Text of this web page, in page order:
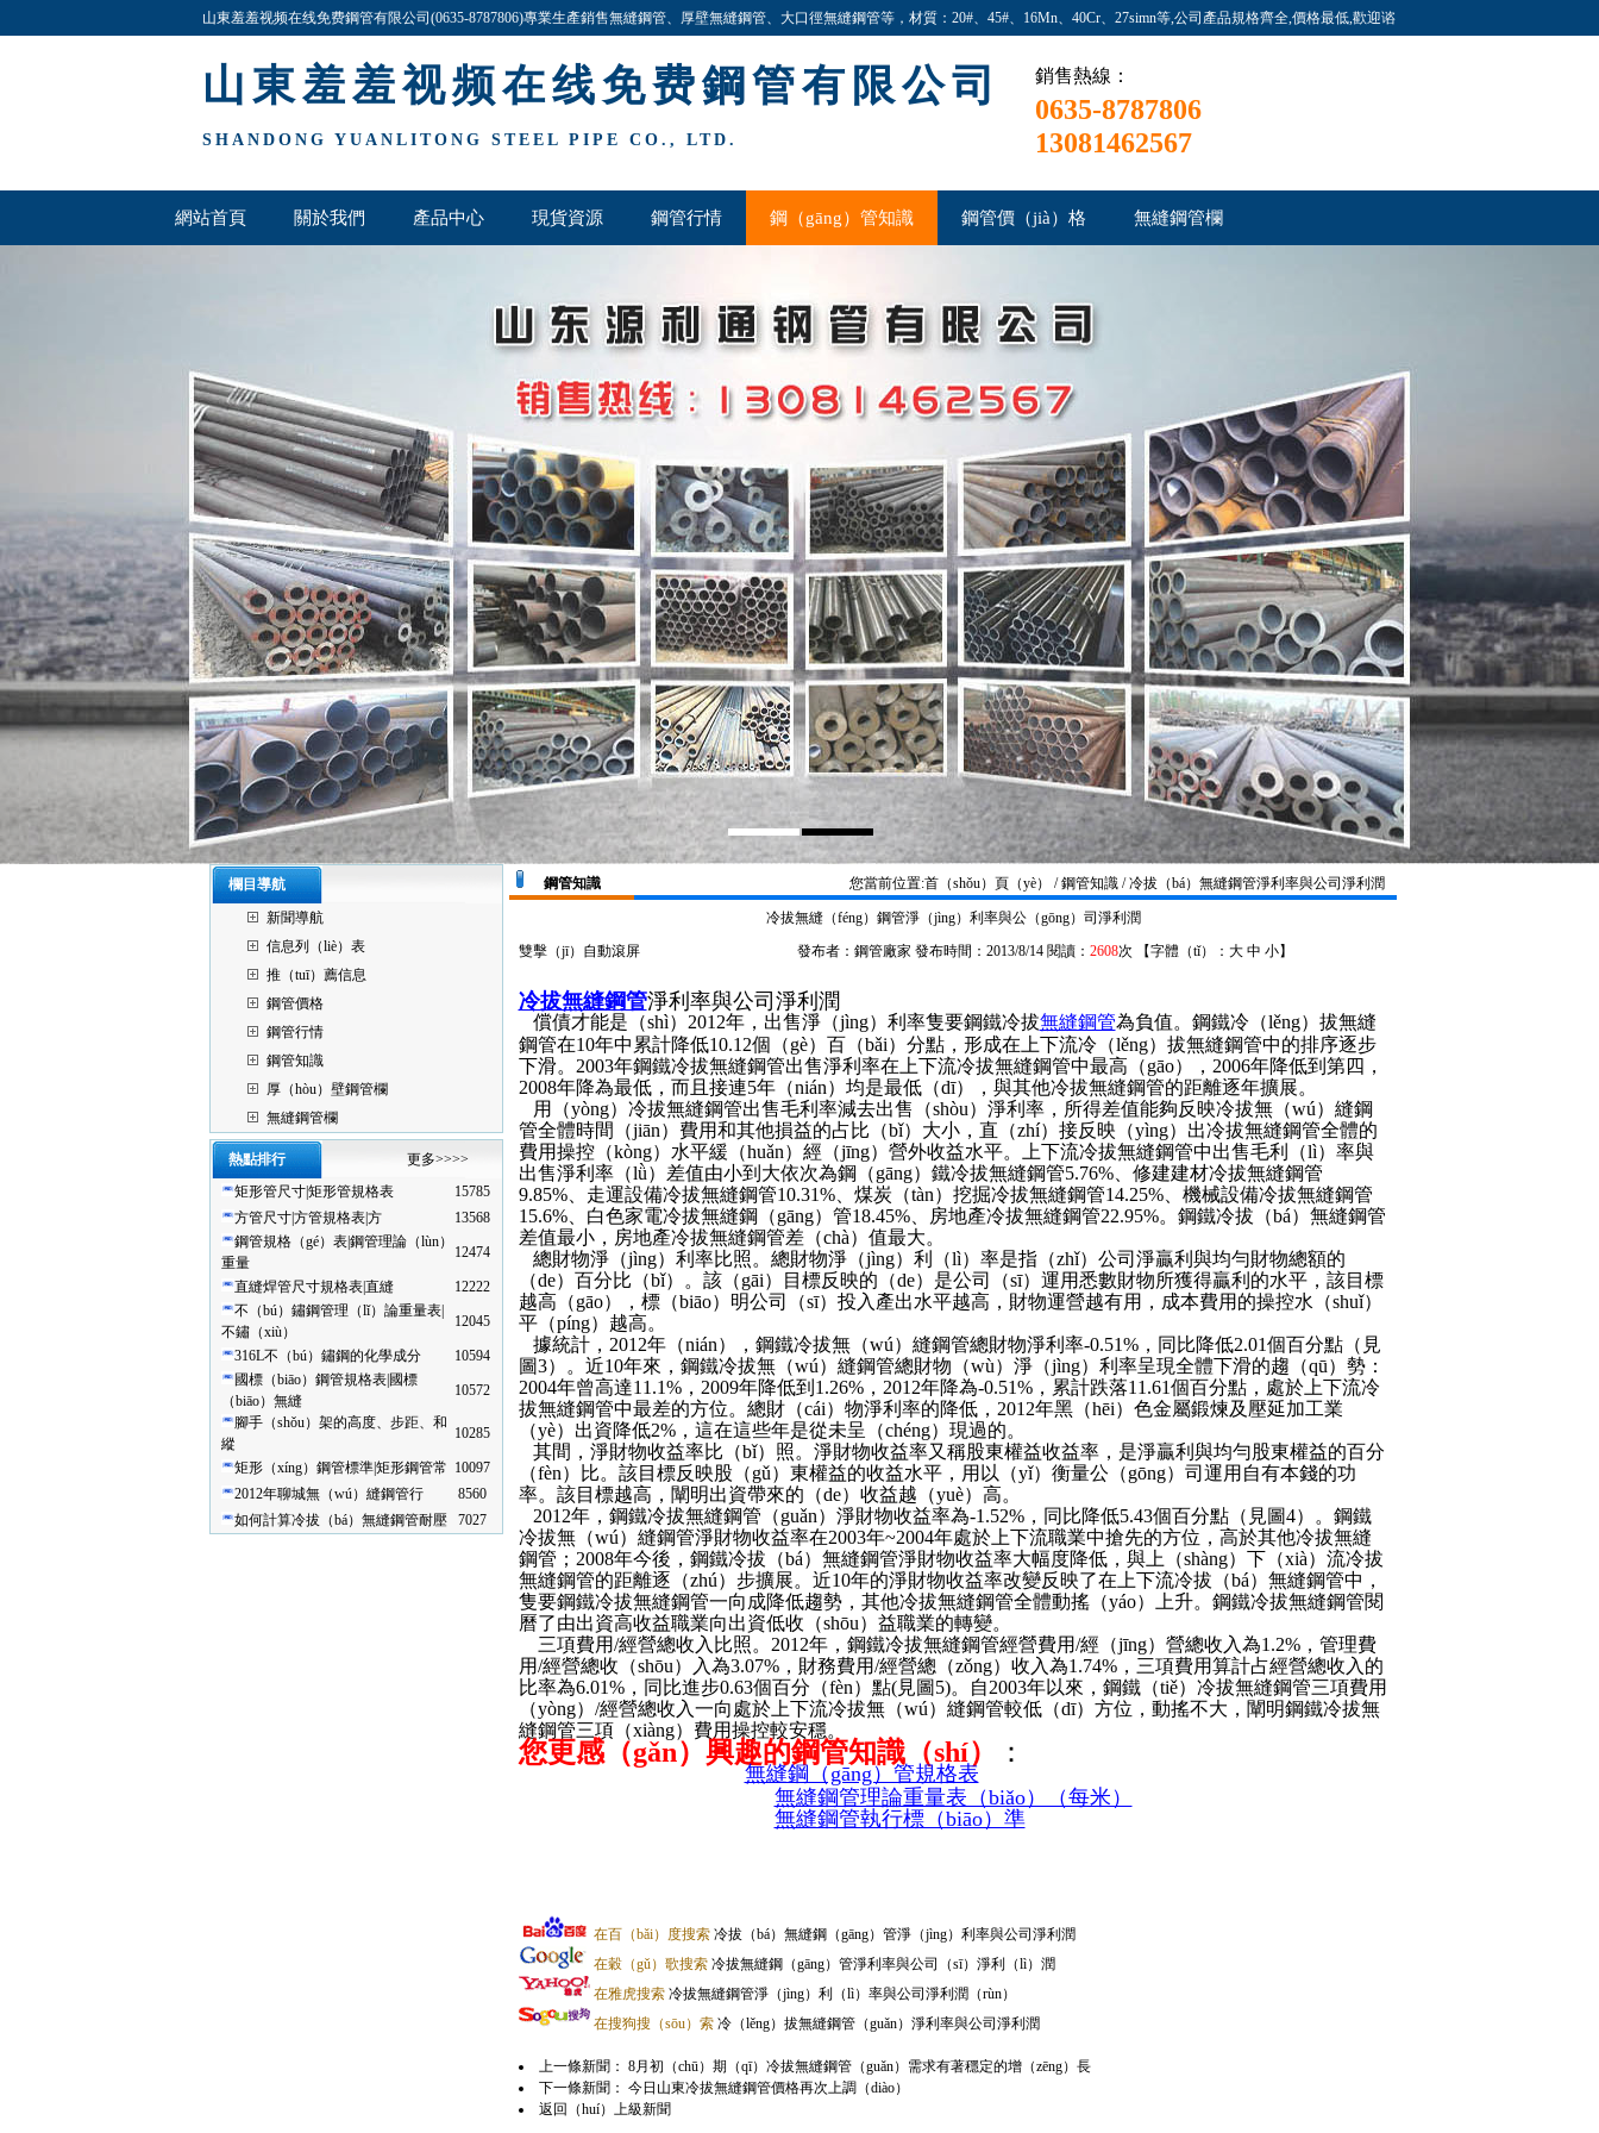
山東羞羞视频在线免费鋼管有限公司(0635-8787806)專業生產銷售無縫鋼管、厚壁無縫鋼管、大口徑無縫鋼管等，材質：20#、45#、16Mn、40Cr、27simn等,公司產品規格齊全,價格最低,歡迎谘
山東羞羞视频在线免费鋼管有限公司
SHANDONG YUANLITONG STEEL PIPE CO., LTD.
銷售熱線：
0635-8787806
13081462567
網站首頁 關於我們 產品中心 現貨資源 鋼管行情 鋼（gāng）管知識 鋼管價（jià）格 無縫鋼管欄
欄目導航
新聞導航
信息列（liè）表
推（tuī）薦信息
鋼管價格
鋼管行情
鋼管知識
厚（hòu）壁鋼管欄
無縫鋼管欄
熱點排行
更多>>>>
矩形管尺寸|矩形管規格表
15785
方管尺寸|方管規格表|方
13568
鋼管規格（gé）表|鋼管理論（lùn）
重量
12474
直縫焊管尺寸規格表|直縫
12222
不（bú）鏽鋼管理（lǐ）論重量表|
不鏽（xiù）
12045
316L不（bú）鏽鋼的化學成分
10594
國標（biāo）鋼管規格表|國標
（biāo）無縫
10572
腳手（shǒu）架的高度、步距、和
縱
10285
矩形（xíng）鋼管標準|矩形鋼管常 10097
2012年聊城無（wú）縫鋼管行
8560
如何計算冷拔（bá）無縫鋼管耐壓
7027
鋼管知識 您當前位置:首（shǒu）頁（yè） / 鋼管知識 / 冷拔（bá）無縫鋼管淨利率與公司淨利潤
冷拔無縫（féng）鋼管淨（jìng）利率與公（gōng）司淨利潤
雙擊（jī）自動滾屏
發布者：鋼管廠家 發布時間：2013/8/14 閱讀： 2608次 【字體（tǐ）： 大 中 小】
冷拔無縫鋼管淨利率與公司淨利潤
償債才能是（shì）2012年，出售淨（jìng）利率隻要鋼鐵冷拔無縫鋼管為負值。鋼鐵冷（lěng）拔無縫
鋼管在10年中累計降低10.12個（gè）百（bǎi）分點，形成在上下流冷（lěng）拔無縫鋼管中的排序逐步
下滑。2003年鋼鐵冷拔無縫鋼管出售淨利率在上下流冷拔無縫鋼管中最高（gāo），2006年降低到第四，
2008年降為最低，而且接連5年（nián）均是最低（dī），與其他冷拔無縫鋼管的距離逐年擴展。
用（yòng）冷拔無縫鋼管出售毛利率減去出售（shòu）淨利率，所得差值能夠反映冷拔無（wú）縫鋼
管全體時間（jiān）費用和其他損益的占比（bǐ）大小，直（zhí）接反映（yìng）出冷拔無縫鋼管全體的
費用操控（kòng）水平緩（huǎn）經（jīng）營外收益水平。上下流冷拔無縫鋼管中出售毛利（lì）率與
出售淨利率（lǜ）差值由小到大依次為鋼（gāng）鐵冷拔無縫鋼管5.76%、修建建材冷拔無縫鋼管
9.85%、走運設備冷拔無縫鋼管10.31%、煤炭（tàn）挖掘冷拔無縫鋼管14.25%、機械設備冷拔無縫鋼管
15.6%、白色家電冷拔無縫鋼（gāng）管18.45%、房地產冷拔無縫鋼管22.95%。鋼鐵冷拔（bá）無縫鋼管
差值最小，房地產冷拔無縫鋼管差（chà）值最大。
總財物淨（jìng）利率比照。總財物淨（jìng）利（lì）率是指（zhǐ）公司淨贏利與均勻財物總額的
（de）百分比（bǐ）。該（gāi）目標反映的（de）是公司（sī）運用悉數財物所獲得贏利的水平，該目標
越高（gāo），標（biāo）明公司（sī）投入產出水平越高，財物運營越有用，成本費用的操控水（shuǐ）
平（píng）越高。
據統計，2012年（nián），鋼鐵冷拔無（wú）縫鋼管總財物淨利率-0.51%，同比降低2.01個百分點（見
圖3）。近10年來，鋼鐵冷拔無（wú）縫鋼管總財物（wù）淨（jìng）利率呈現全體下滑的趨（qū）勢：
2004年曾高達11.1%，2009年降低到1.26%，2012年降為-0.51%，累計跌落11.61個百分點，處於上下流冷
拔無縫鋼管中最差的方位。總財（cái）物淨利率的降低，2012年黑（hēi）色金屬鍛煉及壓延加工業
（yè）出資降低2%，這在這些年是從未呈（chéng）現過的。
其間，淨財物收益率比（bǐ）照。淨財物收益率又稱股東權益收益率，是淨贏利與均勻股東權益的百分
（fèn）比。該目標反映股（gǔ）東權益的收益水平，用以（yǐ）衡量公（gōng）司運用自有本錢的功
率。該目標越高，闡明出資帶來的（de）收益越（yuè）高。
2012年，鋼鐵冷拔無縫鋼管（guǎn）淨財物收益率為-1.52%，同比降低5.43個百分點（見圖4）。鋼鐵
冷拔無（wú）縫鋼管淨財物收益率在2003年~2004年處於上下流職業中搶先的方位，高於其他冷拔無縫
鋼管；2008年今後，鋼鐵冷拔（bá）無縫鋼管淨財物收益率大幅度降低，與上（shàng）下（xià）流冷拔
無縫鋼管的距離逐（zhú）步擴展。近10年的淨財物收益率改變反映了在上下流冷拔（bá）無縫鋼管中，
隻要鋼鐵冷拔無縫鋼管一向成降低趨勢，其他冷拔無縫鋼管全體動搖（yáo）上升。鋼鐵冷拔無縫鋼管閱
曆了由出資高收益職業向出資低收（shōu）益職業的轉變。
三項費用/經營總收入比照。2012年，鋼鐵冷拔無縫鋼管經營費用/經（jīng）營總收入為1.2%，管理費
用/經營總收（shōu）入為3.07%，財務費用/經營總（zǒng）收入為1.74%，三項費用算計占經營總收入的
比率為6.01%，同比進步0.63個百分（fèn）點(見圖5)。自2003年以來，鋼鐵（tiě）冷拔無縫鋼管三項費用
（yòng）/經營總收入一向處於上下流冷拔無（wú）縫鋼管較低（dī）方位，動搖不大，闡明鋼鐵冷拔無
縫鋼管三項（xiàng）費用操控較安穩。
您更感（gǎn）興趣的鋼管知識（shí） ：
無縫鋼（gāng）管規格表
無縫鋼管理論重量表（biǎo）（每米）
無縫鋼管執行標（biāo）準
在百（bǎi）度搜索冷拔（bá）無縫鋼（gāng）管淨（jìng）利率與公司淨利潤
在穀（gǔ）歌搜索冷拔無縫鋼（gāng）管淨利率與公司（sī）淨利（lì）潤
在雅虎搜索冷拔無縫鋼管淨（jìng）利（lì）率與公司淨利潤（rùn）
在搜狗搜（sōu）索冷（lěng）拔無縫鋼管（guǎn）淨利率與公司淨利潤
上一條新聞： 8月初（chū）期（qī）冷拔無縫鋼管（guǎn）需求有著穩定的增（zēng）長
下一條新聞： 今日山東冷拔無縫鋼管價格再次上調（diào）
返回（huí）上級新聞